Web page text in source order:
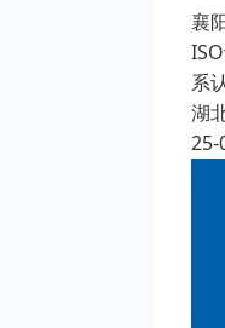
襄
系
湖
25-